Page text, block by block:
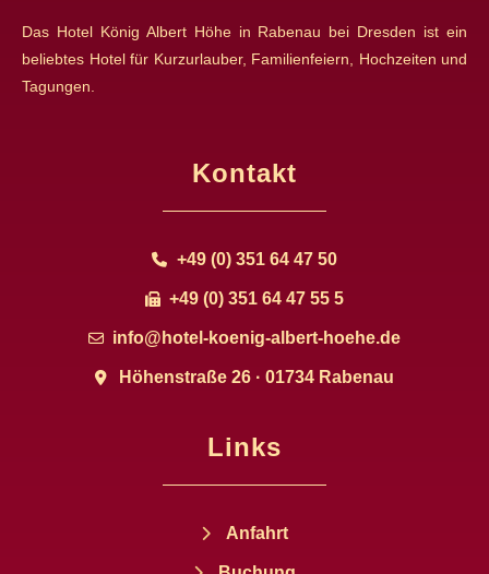
Das Hotel König Albert Höhe in Rabenau bei Dresden ist ein
beliebtes Hotel für Kurzurlauber, Familienfeiern, Hochzeiten und
Tagungen.
Kontakt
+49 (0) 351 64 47 50
+49 (0) 351 64 47 55 5
info@hotel-koenig-albert-hoehe.de
Höhenstraße 26 · 01734 Rabenau
Links
Anfahrt